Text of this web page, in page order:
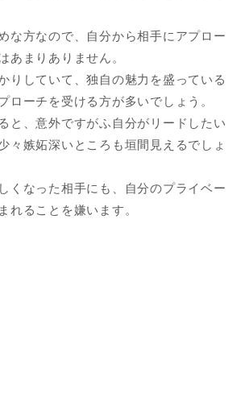
な方なので、自分から相手にアプロー
あまりありません。
りしていて、独自の魅力を盛っている
ローチを受ける方が多いでしょう。
と、意外ですがふ自分がリードしたい
々嫉妬深いところも垣間見えるでしょ
くなった相手にも、自分のプライベー
れることを嫌います。